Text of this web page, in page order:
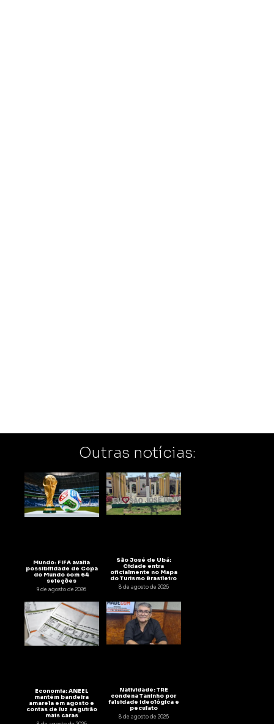
Outras notícias:
Mundo: FIFA avalia
possibilidade de Copa
do Mundo com 64
seleções
9 de agosto de 2026
São José de Ubá:
Cidade entra
oficialmente no Mapa
do Turismo Brasileiro
8 de agosto de 2026
Economia: ANEEL
mantém bandeira
amarela em agosto e
contas de luz seguirão
mais caras
Natividade: TRE
condena Taninho por
falsidade ideológica e
peculato
8 de agosto de 2026